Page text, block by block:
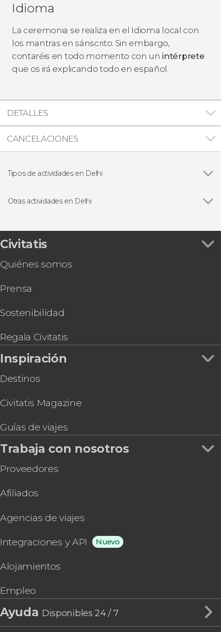
Idioma
La ceremonia se realiza en el Idioma local con
los mantras en sánscrito. Sin embargo,
contaréis en todo momento con un intérprete
que os irá explicando todo en español.
DETALLES
CANCELACIONES
Tipos de actividades en Delhi
Excursiones de un día
Otras actividades en Delhi
Free tour por Delhi
Tour gastronómico por Delhi
Akshardham
Tour espiritual privado por Delhi
Tour en bicicleta por Delhi
Pub Crawl ¡Tour de fiesta por Delhi!
Civitatis
Quiénes somos
Prensa
Sostenibilidad
Regala Civitatis
Inspiración
Destinos
Civitatis Magazine
Guías de viajes
Trabaja con nosotros
Proveedores
Afiliados
Agencias de viajes
Integraciones y API Nuevo
Alojamientos
Empleo
Ayuda Disponibles 24 / 7